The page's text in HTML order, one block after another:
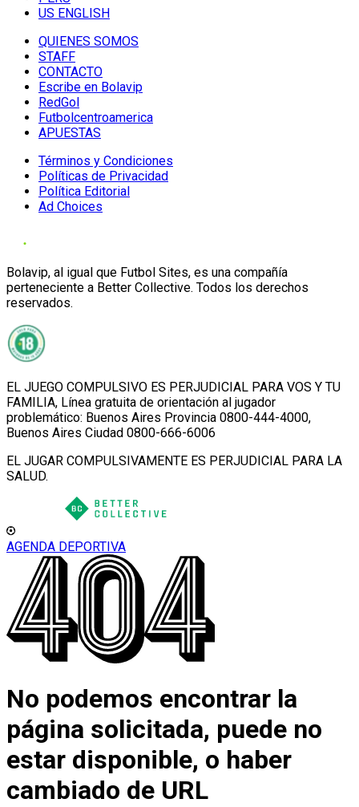
US ENGLISH
QUIENES SOMOS
STAFF
CONTACTO
Escribe en Bolavip
RedGol
Futbolcentroamerica
APUESTAS
Términos y Condiciones
Políticas de Privacidad
Política Editorial
Ad Choices
Bolavip, al igual que Futbol Sites, es una compañía
perteneciente a Better Collective. Todos los derechos
reservados.
EL JUEGO COMPULSIVO ES PERJUDICIAL PARA VOS Y TU
FAMILIA, Línea gratuita de orientación al jugador
problemático: Buenos Aires Provincia 0800-444-4000,
Buenos Aires Ciudad 0800-666-6006
EL JUGAR COMPULSIVAMENTE ES PERJUDICIAL PARA LA
SALUD.
AGENDA DEPORTIVA
No podemos encontrar la
página solicitada, puede no
estar disponible, o haber
cambiado de URL